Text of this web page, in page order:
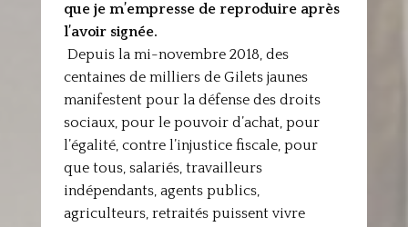
que je m’empresse de reproduire après
l’avoir signée.
Depuis la mi-novembre 2018, des
centaines de milliers de Gilets jaunes
manifestent pour la défense des droits
sociaux, pour le pouvoir d’achat, pour
l’égalité, contre l’injustice fiscale, pour
que tous, salariés, travailleurs
indépendants, agents publics,
agriculteurs, retraités puissent vivre